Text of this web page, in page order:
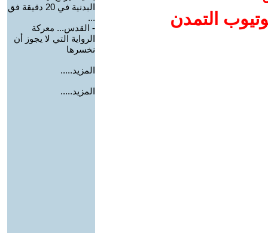
التمدن
البدنية في 20 دقيقة فق
...
- القدس... معركة
الرواية التي لا يجوز أن
نخسرها
المزيد.....
المزيد.....